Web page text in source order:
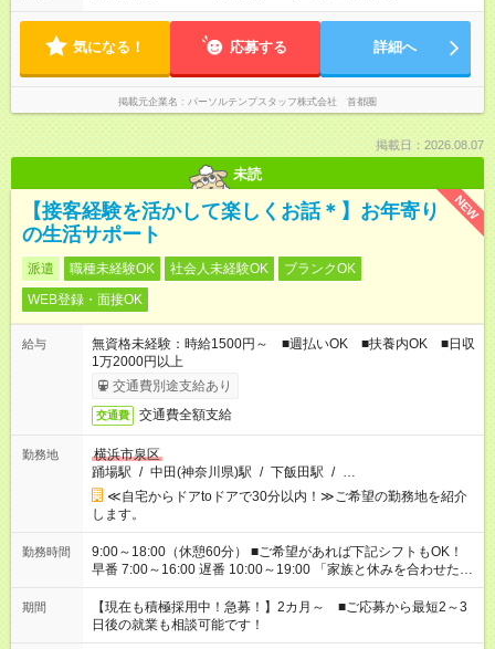
気になる！ 応募する 詳細へ
掲載元企業名 パーソルテンプスタッフ株式会社 首都圏
掲載日：2026.08.07
未読
NEW
【接客経験を活かして楽しくお話＊】お年寄り
の生活サポート
派遣 職種未経験OK 社会人未経験OK
ブランクOK
WEB登録・面接OK
給与
無資格未経験：時給1500円～ ■週払いOK ■扶養内OK ■日収
1万2000円以上
交通費別途支給あり
交通費 交通費全額支給
勤務地
横浜市泉区
踊場駅 / 中田(神奈川県)駅 / 下飯田駅 / …
≪自宅からドアtoドアで30分以内！≫ご希望の勤務地を紹介
します。
勤務時間
9:00～18:00（休憩60分） ■ご希望があれば下記シフトもOK！
早番 7:00～16:00 遅番 10:00～19:00 「家族と休みを合わせた
い」 「余裕を持って夕飯の準備がしたい」 「できれば残業はし
たくない」 など、ご希望を教えてくださいね。 ※Wワーク希望
の方へ 今ご覧のお仕事で希望する勤務時間と、もう1つのお仕事
の勤務時間。 合計で週40時間を超える場合は応募できません。
期間
【現在も積極採用中！急募！】2カ月～ ■ご応募から最短2～3
日後の就業も相談可能です！